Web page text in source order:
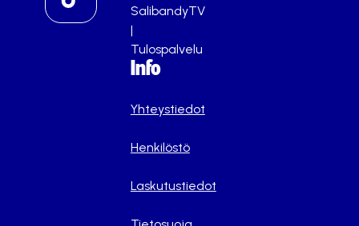
SalibandyTV
|
Tulospalvelu
Info
Yhteystiedot
Henkilöstö
Laskutustiedot